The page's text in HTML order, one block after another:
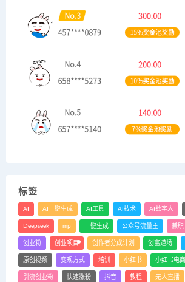
标签
AI AI一键生成 AI工具 AI技术 AI数字人
Deepseek mp 一键生成 公众号流量主 兼职
创业粉 创业项目 创作者分成计划 创富道场
原创视频 变现方式 培训 小红书 小红书电商
引流创业粉 快速涨粉 抖音 教程 无人直播